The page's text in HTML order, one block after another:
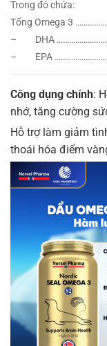
Trong đó chứa:
Tổng Omega 3
– DHA
– EPA
Công dụng chính:
nhớ, tăng cường
Hỗ trợ làm giảm
thoái hóa điểm